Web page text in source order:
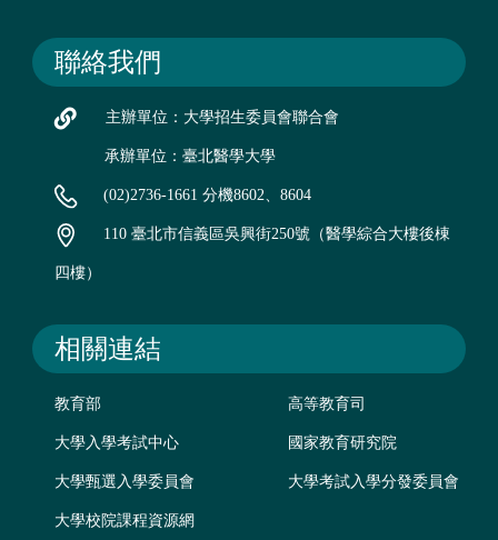
聯絡我們
主辦單位：大學招生委員會聯合會
承辦單位：臺北醫學大學
(02)2736-1661 分機8602、8604
110 臺北市信義區吳興街250號（醫學綜合大樓後棟
四樓）
相關連結
教育部 高等教育司
大學入學考試中心 國家教育研究院
大學甄選入學委員會 大學考試入學分發委員會
大學校院課程資源網